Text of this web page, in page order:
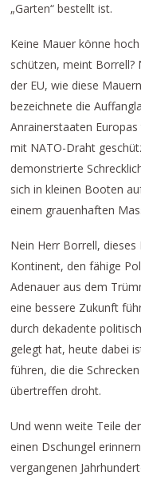
„Garten“ bestellt ist.
Keine Mauer könne
schützen, meint Borrell?
der EU, wie diese
bezeichnete die
Anrainerstaaten
mit NATO-Draht
demonstrierte
sich in kleinen Booten
einem grauenhaften
Nein Herr Borrell, dieses
Kontinent, den fähige
Adenauer aus dem
eine bessere Zukunft
durch dekadente
gelegt hat, heute dabei
führen, die die
übertreffen droht.
Und wenn weite Teile
einen Dschungel
vergangenen